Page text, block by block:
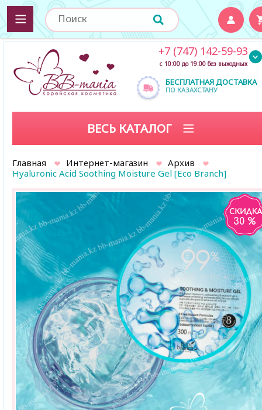
БЕСПЛАТНАЯ ДОСТАВКА
ПО КАЗАХСТАНУ
+7 (747) 142-59-93
с 10:00 до 19:00 без выходных
ВЕСЬ КАТАЛОГ
Главная Интернет-магазин
Архив
Hyaluronic Acid Soothing Moisture Gel [Eco Branch]
30 %